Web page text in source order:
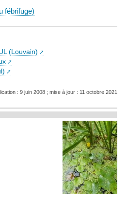
fébrifuge)
(Louvain)
: 9 juin 2008 ; mise à jour : 11 octobre 2021